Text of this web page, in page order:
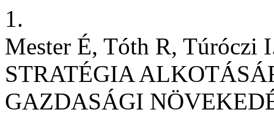
1.
Mester É, Tóth R,
STRATÉGIA
GAZDASÁGI